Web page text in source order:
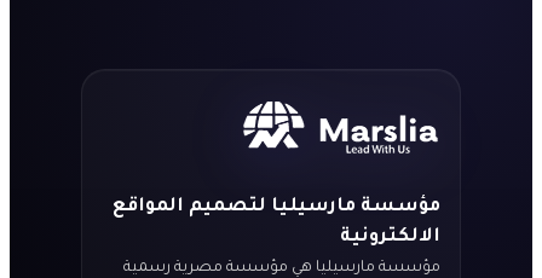
مؤسسة مارسيليا لتصميم المواقع
الالكترونية
مؤسسة مارسيليا هي مؤسسة مصرية رسمية